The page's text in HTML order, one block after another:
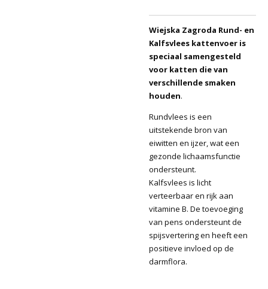
Wiejska Zagroda Rund- en
Kalfsvlees kattenvoer is
speciaal samengesteld
voor katten die van
verschillende smaken
houden.
Rundvlees is een
uitstekende bron van
eiwitten en ijzer, wat een
gezonde lichaamsfunctie
ondersteunt.
Kalfsvlees is licht
verteerbaar en rijk aan
vitamine B. De toevoeging
van pens ondersteunt de
spijsvertering en heeft een
positieve invloed op de
darmflora.